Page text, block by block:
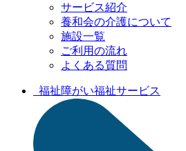
サービス紹介
養和会の介護について
施設一覧
ご利用の流れ
よくある質問
福祉障がい福祉サービス